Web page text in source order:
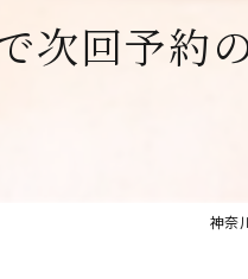
次回予約
神奈